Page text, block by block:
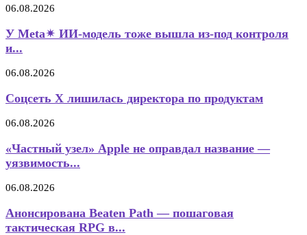
06.08.2026
У Meta✴ ИИ-модель тоже вышла из-под контроля
и...
06.08.2026
Соцсеть X лишилась директора по продуктам
06.08.2026
«Частный узел» Apple не оправдал название —
уязвимость...
06.08.2026
Анонсирована Beaten Path — пошаговая
тактическая RPG в...